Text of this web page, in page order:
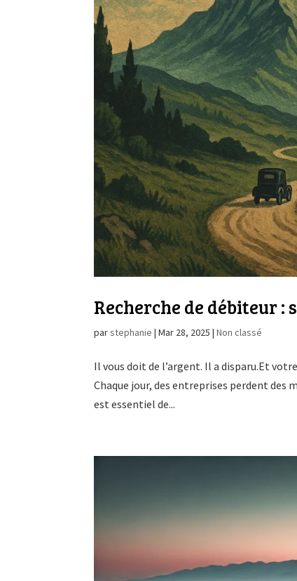
Recherche de débiteur
parstephanie |Mar 28, 2025 |Non classé
Il vous doit de l’argent. Il a disparu.Et
Chaque jour, des entreprises perdent des
est essentiel de...